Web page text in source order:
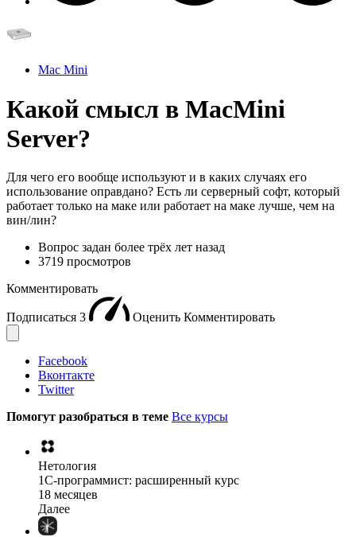
Mac Mini
Какой смысл в MacMini
Server?
Для чего его вообще используют и в каких случаях его
использование оправдано? Есть ли серверный софт, который
работает только на маке или работает на маке лучше, чем на
вин/лин?
Вопрос задан более трёх лет назад
3719 просмотров
Комментировать
Подписаться 3 Оценить Комментировать
Facebook
Вконтакте
Twitter
Помогут разобраться в теме Все курсы
Нетология
1C-программист: расширенный курс
18 месяцев
Далее